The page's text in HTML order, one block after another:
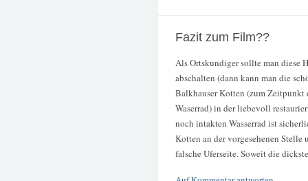
Fazit zum Film??
Als Ortskundiger sollte man diese
abschalten (dann kann man die
Balkhauser Kotten (zum Zeitpunkt
Waserrad) in der liebevoll
noch intakten Wasserrad ist
Kotten an der vorgesehenen Stelle
falsche Uferseite. Soweit die